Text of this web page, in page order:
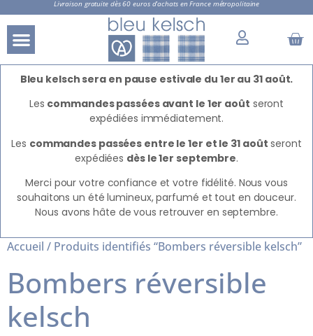
Livraison gratuite dès 60 euros d’achats en France métropolitaine
Bleu kelsch sera en pause estivale du 1er au 31 août.
Les commandes passées avant le 1er août seront
expédiées immédiatement.
Les commandes passées entre le 1er et le 31 août seront
expédiées dès le 1er septembre.
Merci pour votre confiance et votre fidélité. Nous vous
souhaitons un été lumineux, parfumé et tout en douceur.
Nous avons hâte de vous retrouver en septembre.
Accueil / Produits identifiés “Bombers réversible kelsch”
Bombers réversible
kelsch